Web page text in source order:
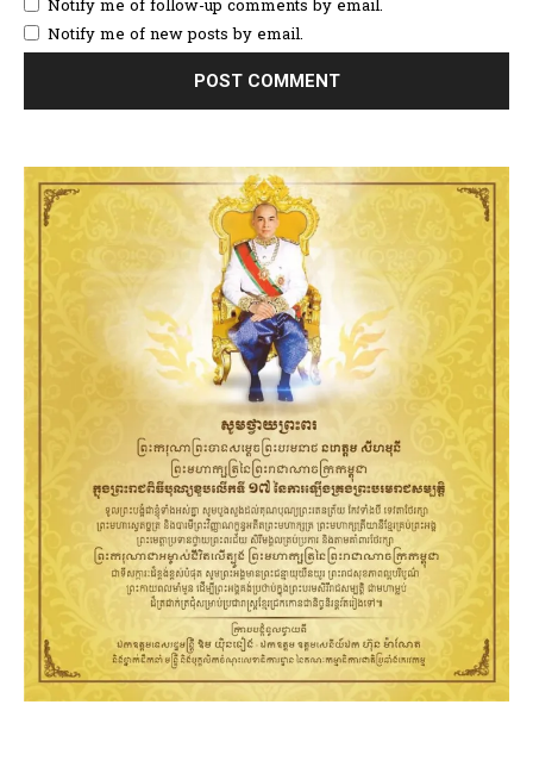
Notify me of new posts by email.